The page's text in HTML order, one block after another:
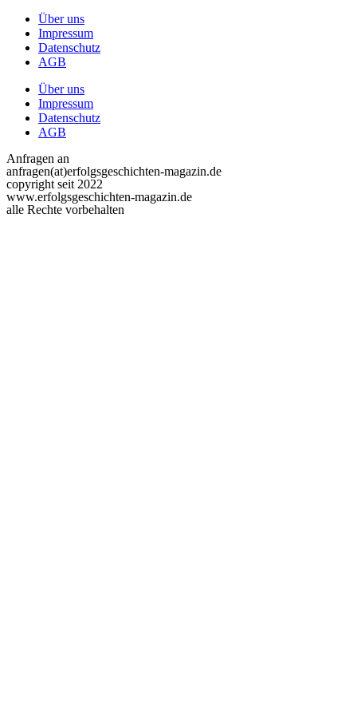
Über uns
Impressum
Datenschutz
AGB
Über uns
Impressum
Datenschutz
AGB
Anfragen an
anfragen(at)erfolgsgeschichten-magazin.de
copyright seit 2022
www.erfolgsgeschichten-magazin.de
alle Rechte vorbehalten